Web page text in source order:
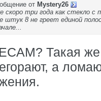
от Mystery26
скоро три года как стекло
штук 8 не греет единой
Такая
а